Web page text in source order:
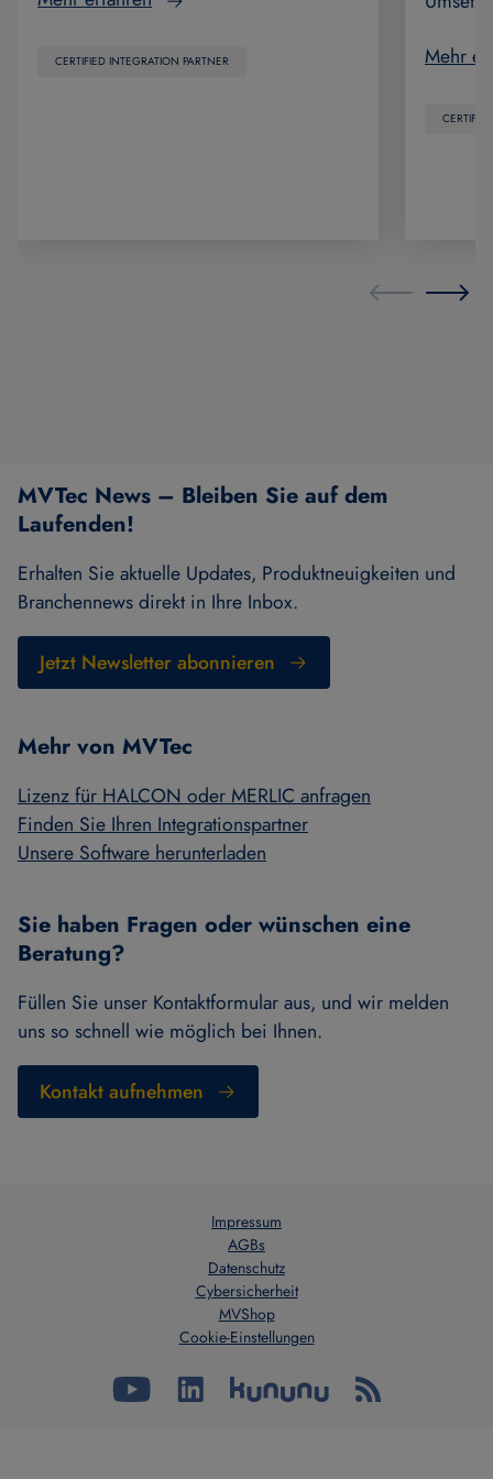
CERTIFIED INTEGRATION PARTNER
Mehr
MVTec News – Bleiben Sie auf dem
Laufenden!
Erhalten Sie aktuelle Updates, Produktneuigkeiten und
Branchennews direkt in Ihre Inbox.
Jetzt Newsletter abonnieren
Mehr von MVTec
Lizenz für HALCON oder MERLIC anfragen
Finden Sie Ihren Integrationspartner
Unsere Software herunterladen
Sie haben Fragen oder wünschen eine
Beratung?
Füllen Sie unser Kontaktformular aus, und wir melden
uns so schnell wie möglich bei Ihnen.
Kontakt aufnehmen
Impressum
AGBs
Datenschutz
Cybersicherheit
MVShop
Cookie-Einstellungen